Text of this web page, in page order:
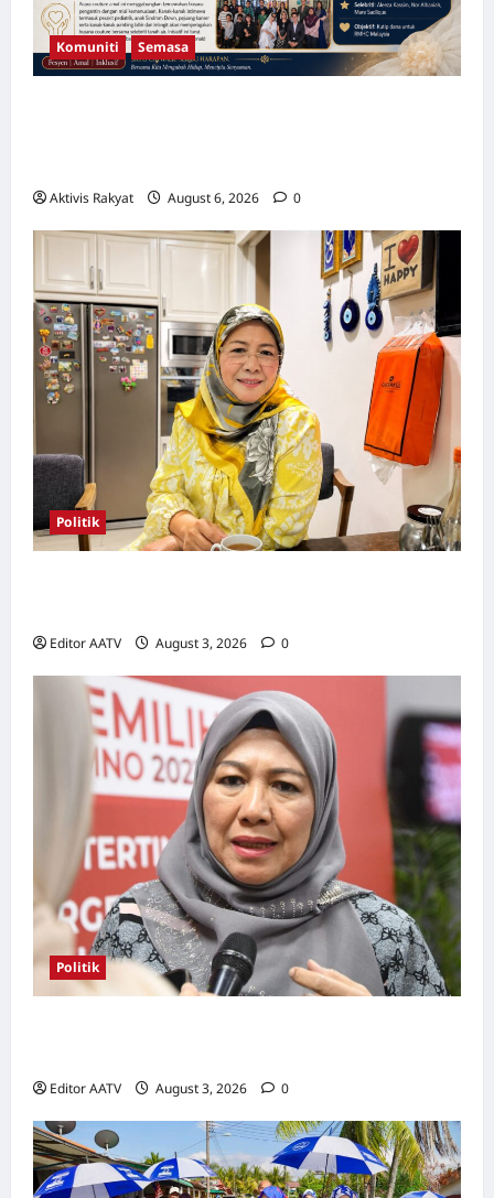
Komuniti Semasa
Aktivis Rakyat August 6, 2026 0
Politik
Editor AATV August 3, 2026 0
Politik
Editor AATV August 3, 2026 0